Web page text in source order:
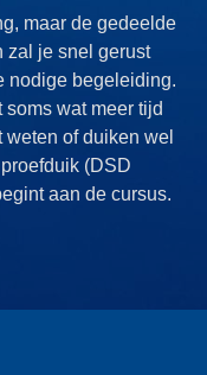
maar de gedeelde
zal je snel gerust
nodige begeleiding.
soms wat meer tijd
of duiken wel
(DSD
aan de cursus.